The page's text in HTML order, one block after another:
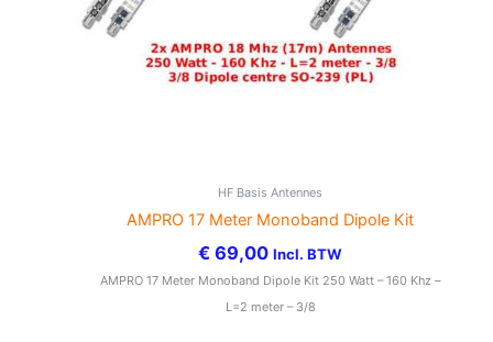
HF Basis Antennes
AMPRO 17 Meter Monoband Dipole Kit
€ 69,00 Incl. BTW
AMPRO 17 Meter Monoband Dipole Kit 250 Watt – 160 Khz –
L=2 meter – 3/8